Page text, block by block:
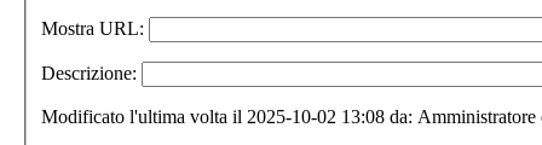
Mostra URL:
Descrizione:
Modificato l'ultima volta il 2025-10-02 13:08 da: Amministratore